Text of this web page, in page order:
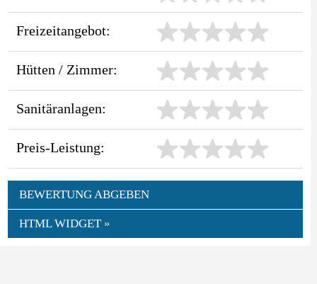
Freizeitangebot:
Hütten / Zimmer:
Sanitäranlagen:
Preis-Leistung:
BEWERTUNG ABGEBEN
HTML WIDGET »